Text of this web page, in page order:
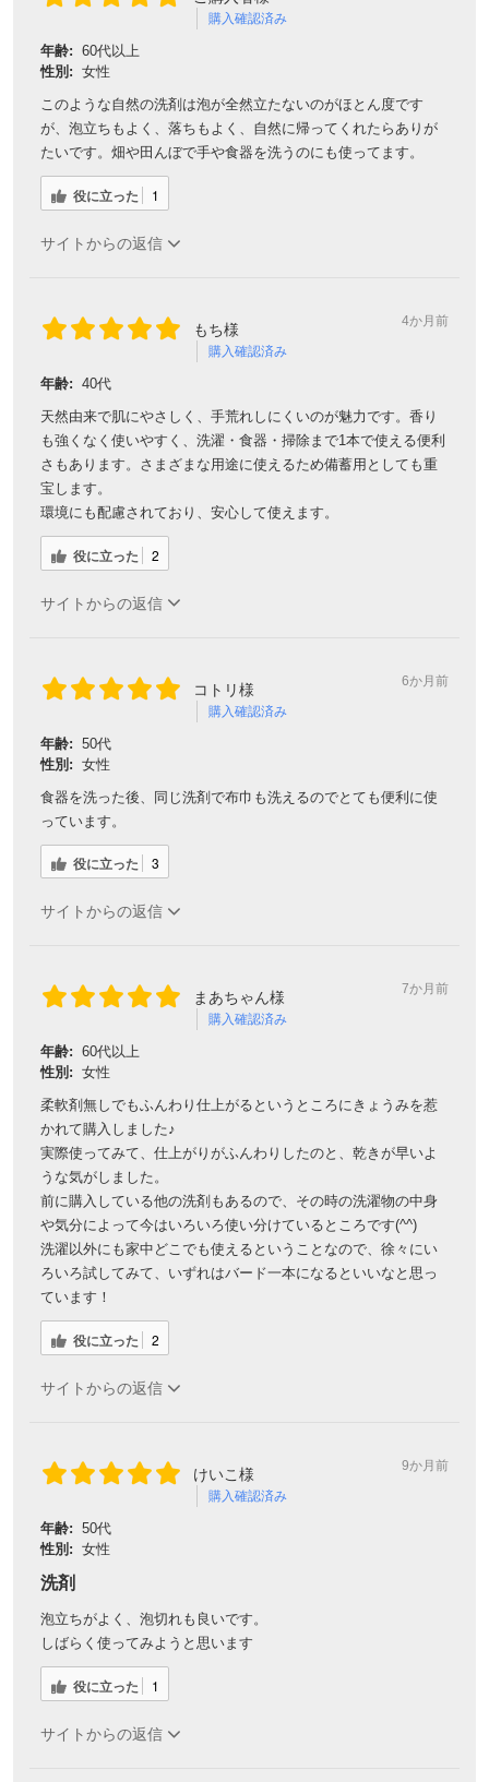
購入確認済み
年齢: 60代以上
性別: 女性
このような自然の洗剤は泡が全然立たないのがほとん度です
が、泡立ちもよく、落ちもよく、自然に帰ってくれたらありが
たいです。畑や田んぼで手や食器を洗うのにも使ってます。
役に立った 1
サイトからの返信
もち様
購入確認済み
4か月前
年齢: 40代
天然由来で肌にやさしく、手荒れしにくいのが魅力です。香り
も強くなく使いやすく、洗濯・食器・掃除まで1本で使える便利
さもあります。さまざまな用途に使えるため備蓄用としても重
宝します。
環境にも配慮されており、安心して使えます。
役に立った 2
サイトからの返信
コトリ様
購入確認済み
6か月前
年齢: 50代
性別: 女性
食器を洗った後、同じ洗剤で布巾も洗えるのでとても便利に使
っています。
役に立った 3
サイトからの返信
まあちゃん様
購入確認済み
7か月前
年齢: 60代以上
性別: 女性
柔軟剤無しでもふんわり仕上がるというところにきょうみを惹
かれて購入しました♪
実際使ってみて、仕上がりがふんわりしたのと、乾きが早いよ
うな気がしました。
前に購入している他の洗剤もあるので、その時の洗濯物の中身
や気分によって今はいろいろ使い分けているところです(^^)
洗濯以外にも家中どこでも使えるということなので、徐々にい
ろいろ試してみて、いずれはバード一本になるといいなと思っ
ています！
役に立った 2
サイトからの返信
けいこ様
購入確認済み
9か月前
年齢: 50代
性別: 女性
洗剤
泡立ちがよく、泡切れも良いです。
しばらく使ってみようと思います
役に立った 1
サイトからの返信